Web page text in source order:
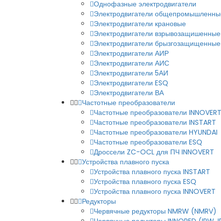
Однофазные электродвигатели
Электродвигатели
Электродвигатели крановые
Электродвигатели взрывозащишенные
Электродвигатели брызгозащищенные
Электродвигатели АИР
Электродвигатели АИС
Электродвигатели 5АИ
Электродвигатели ESQ
Электродвигатели ВА
Частотные преобразователи
Частотные преобразователи INNOVERT
Частотные преобразователи INSTART
Частотные преобразователи HYUNDAI
Частотные преобразователи ESQ
Дроссели ZC-OCL для ПЧ INNOVERT
Устройства плавного пуска
Устройства плавного пуска INSTART
Устройства плавного пуска ESQ
Устройства плавного пуска INNOVERT
Редукторы
Червячные редукторы NMRW (NMRV)